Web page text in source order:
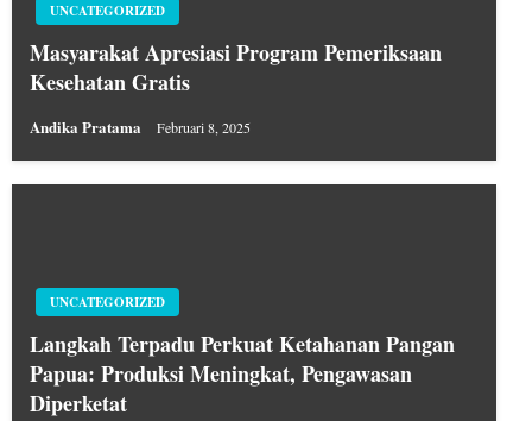
UNCATEGORIZED
Masyarakat Apresiasi Program Pemeriksaan
Kesehatan Gratis
Andika Pratama Februari 8, 2025
UNCATEGORIZED
Langkah Terpadu Perkuat Ketahanan Pangan
Papua: Produksi Meningkat, Pengawasan
Diperketat